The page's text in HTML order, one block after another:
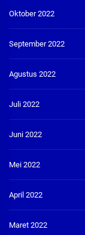
Oktober 2022
September 2022
Agustus 2022
Juli 2022
Juni 2022
Mei 2022
April 2022
Maret 2022